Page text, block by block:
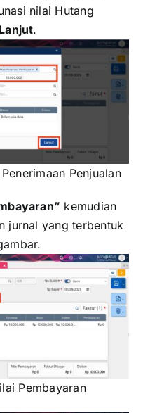
nilai Hutang
Lanjut.
Penjualan
kemudian
jurnal yang terbentuk
Pembayaran